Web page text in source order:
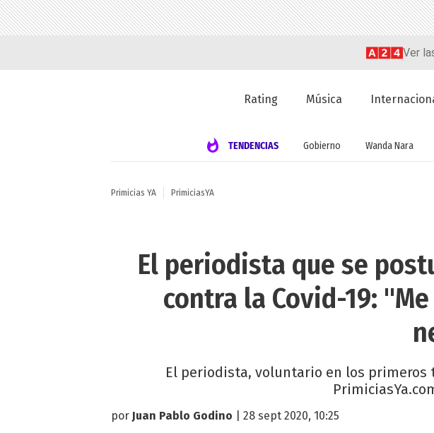
Ver
Rating Música
TENDENCIAS Gobierno Wanda Nara
Primicias YA PrimiciasYA
El periodista que se
contra la Covid-19:
El periodista, voluntario en los primeros
por Juan Pablo Godino | 28 sept 2020, 10:25